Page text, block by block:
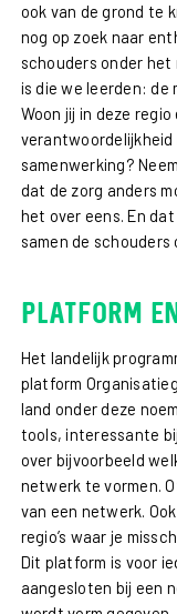
ook van de grond te
nog op zoek naar
schouders onder
is die we leerden: de
Woon jij in deze regio
verantwoordelijkheid
samenwerking?
dat de zorg anders
het over eens. En
samen de
Platform
Het landelijk
platform
land onder deze
tools, interessante
over bijvoorbeeld
netwerk te vormen.
van een netwerk.
regio’s waar je
Dit platform is voor
aangesloten bij een